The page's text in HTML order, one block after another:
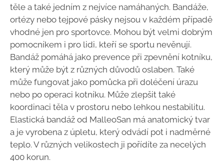
těle a také jedním z nejvíce namáhaných. Bandáže,
ortézy nebo tejpové pásky nejsou v každém případě
vhodné jen pro sportovce. Mohou být velmi dobrým
pomocníkem i pro lidi, kteří se sportu nevěnují.
Bandáž pomáhá jako prevence při zpevnění kotníku,
který může být z různých důvodů oslaben. Také
může fungovat jako pomůcka při doléčení úrazu
nebo po operaci kotníku. Může zlepšit také
koordinaci těla v prostoru nebo lehkou nestabilitu.
Elastická bandáž od MalleoSan má anatomický tvar
a je vyrobena z úpletu, který odvádí pot i nadměrné
teplo. V různých velikostech ji pořídíte za necelých
400 korun.